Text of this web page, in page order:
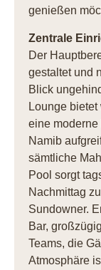
genießen
Zentrale
Der
gestaltet und
Blick
Lounge
eine
Namib
sämtliche
Pool sorgt
Nachmittag
Sundowner.
Bar,
Teams, die
Atmosphäre